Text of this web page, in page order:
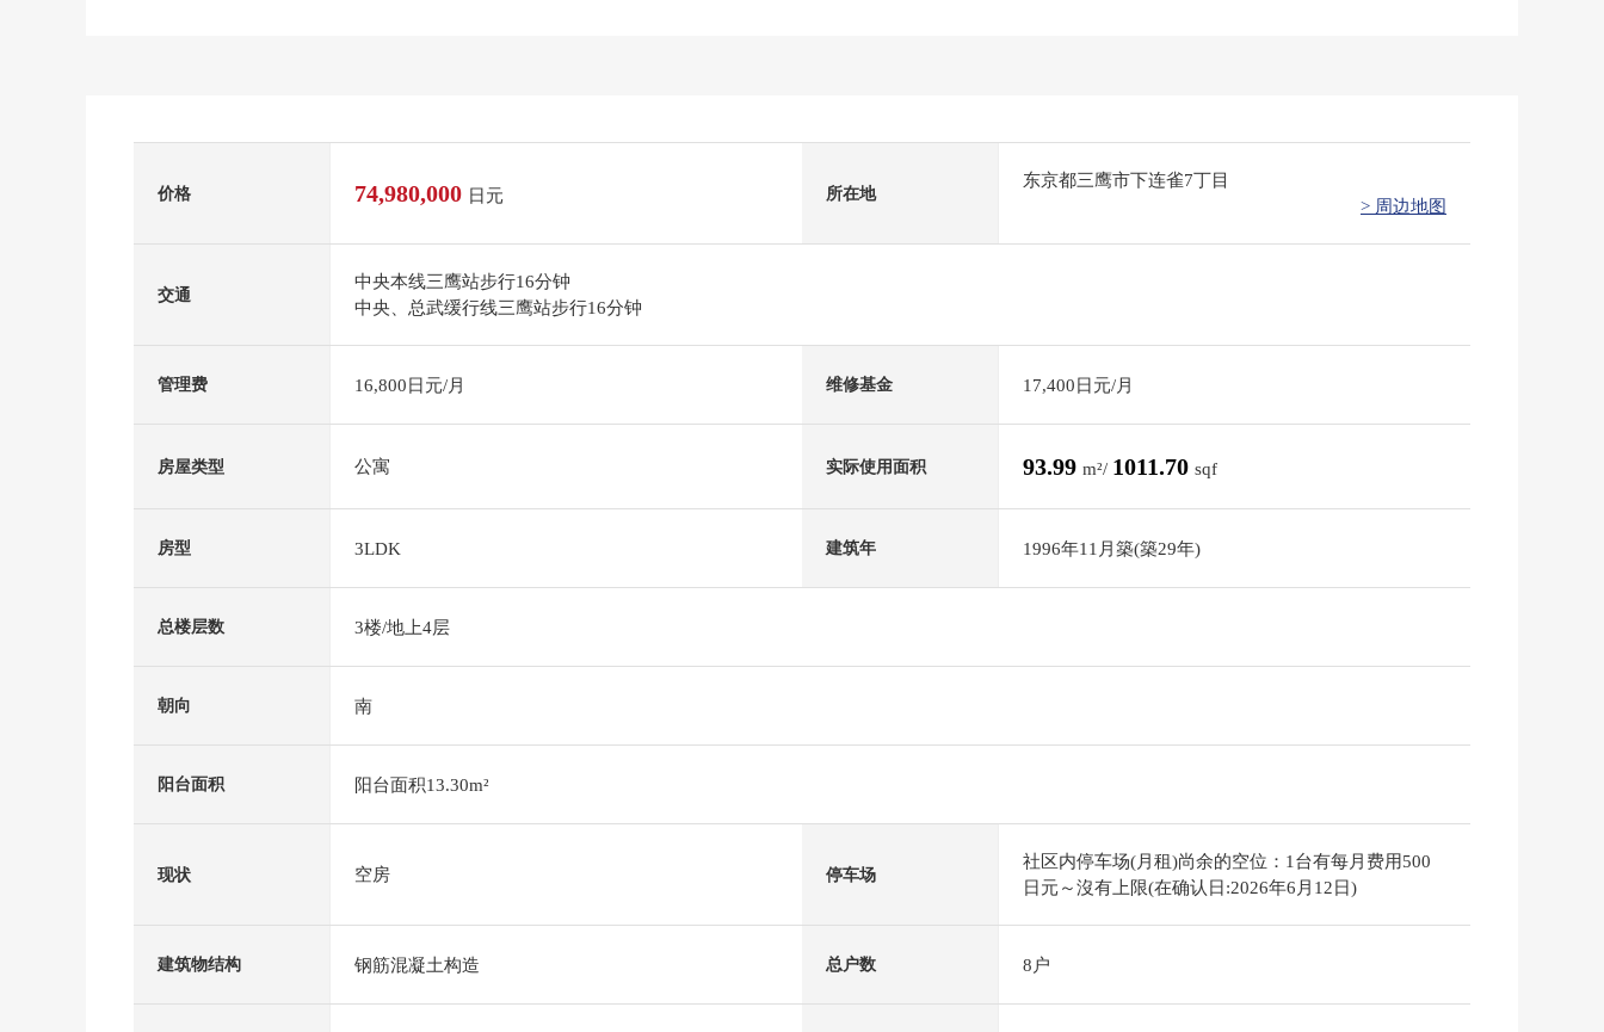
价格 74,980,000 日元 所在地
东京都三鹰市下连雀7丁目
> 周边地图
交通
中央本线三鹰站步行16分钟
中央、总武缓行线三鹰站步行16分钟
管理费 16,800日元/月 维修基金 17,400日元/月
房屋类型 公寓 实际使用面积 93.99 m²/ 1011.70 sqf
房型 3LDK 建筑年 1996年11月築(築29年)
总楼层数 3楼/地上4层
朝向 南
阳台面积 阳台面积13.30m²
现状 空房 停车场
社区内停车场(月租)尚余的空位：1台有每月费用500
日元～沒有上限(在确认日:2026年6月12日)
建筑物结构 钢筋混凝土构造 总户数 8户